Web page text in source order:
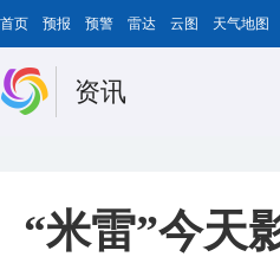
首页 预报 预警 雷达 云图 天气地图
资讯
“米雷”今天